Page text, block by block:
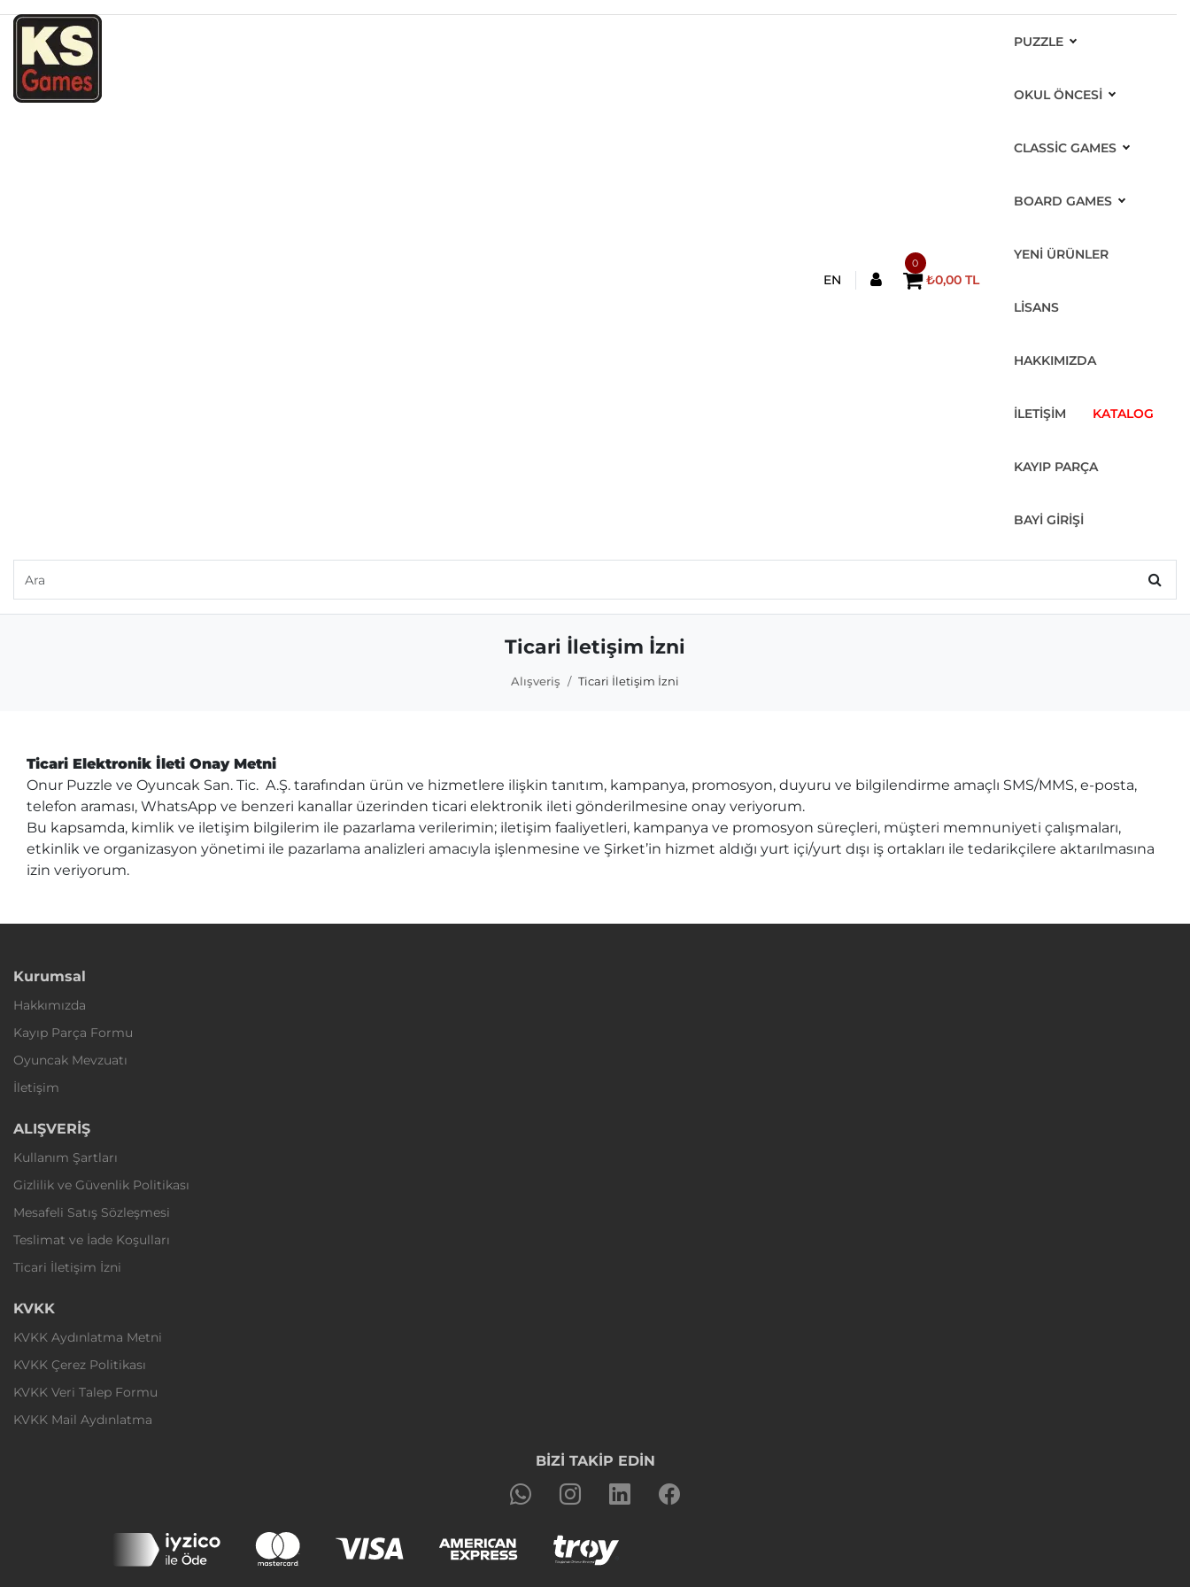
EN
0
₺0,00 TL
PUZZLE
OKUL ÖNCESİ
CLASSIC GAMES
BOARD GAMES
YENİ ÜRÜNLER
LİSANS
HAKKIMIZDA
İLETİŞİM KATALOG
KAYIP PARÇA
BAYİ GİRİŞİ
Ticari İletişim İzni
Alışveriş Ticari İletişim İzni
Ticari Elektronik İleti Onay Metni
Onur Puzzle ve Oyuncak San. Tic. A.Ş. tarafından ürün ve hizmetlere ilişkin tanıtım, kampanya, promosyon, duyuru ve bilgilendirme amaçlı SMS/MMS, e-posta,
telefon araması, WhatsApp ve benzeri kanallar üzerinden ticari elektronik ileti gönderilmesine onay veriyorum.
Bu kapsamda, kimlik ve iletişim bilgilerim ile pazarlama verilerimin; iletişim faaliyetleri, kampanya ve promosyon süreçleri, müşteri memnuniyeti çalışmaları,
etkinlik ve organizasyon yönetimi ile pazarlama analizleri amacıyla işlenmesine ve Şirket’in hizmet aldığı yurt içi/yurt dışı iş ortakları ile tedarikçilere aktarılmasına
izin veriyorum.
Kurumsal
Hakkımızda
Kayıp Parça Formu
Oyuncak Mevzuatı
İletişim
ALIŞVERİŞ
Kullanım Şartları
Gizlilik ve Güvenlik Politikası
Mesafeli Satış Sözleşmesi
Teslimat ve İade Koşulları
Ticari İletişim İzni
KVKK
KVKK Aydınlatma Metni
KVKK Çerez Politikası
KVKK Veri Talep Formu
KVKK Mail Aydınlatma
BİZİ TAKİP EDİN